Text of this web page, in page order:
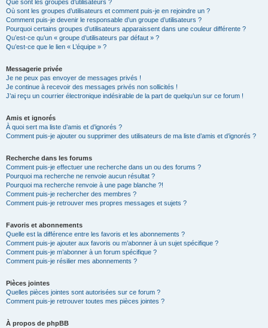
Que sont les groupes d’utilisateurs ?
Où sont les groupes d’utilisateurs et comment puis-je en rejoindre un ?
Comment puis-je devenir le responsable d’un groupe d’utilisateurs ?
Pourquoi certains groupes d’utilisateurs apparaissent dans une couleur différente ?
Qu’est-ce qu’un « groupe d’utilisateurs par défaut » ?
Qu’est-ce que le lien « L’équipe » ?
Messagerie privée
Je ne peux pas envoyer de messages privés !
Je continue à recevoir des messages privés non sollicités !
J’ai reçu un courrier électronique indésirable de la part de quelqu’un sur ce forum !
Amis et ignorés
À quoi sert ma liste d’amis et d’ignorés ?
Comment puis-je ajouter ou supprimer des utilisateurs de ma liste d’amis et d’ignorés ?
Recherche dans les forums
Comment puis-je effectuer une recherche dans un ou des forums ?
Pourquoi ma recherche ne renvoie aucun résultat ?
Pourquoi ma recherche renvoie à une page blanche ?!
Comment puis-je rechercher des membres ?
Comment puis-je retrouver mes propres messages et sujets ?
Favoris et abonnements
Quelle est la différence entre les favoris et les abonnements ?
Comment puis-je ajouter aux favoris ou m’abonner à un sujet spécifique ?
Comment puis-je m’abonner à un forum spécifique ?
Comment puis-je résilier mes abonnements ?
Pièces jointes
Quelles pièces jointes sont autorisées sur ce forum ?
Comment puis-je retrouver toutes mes pièces jointes ?
À propos de phpBB